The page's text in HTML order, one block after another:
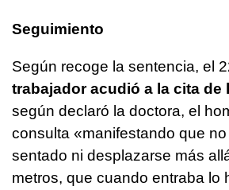
Seguimiento
Según recoge la sentencia, el
trabajador acudió a la cita de
según declaró la doctora, el
consulta «manifestando que
sentado ni desplazarse más
metros, que cuando entraba lo